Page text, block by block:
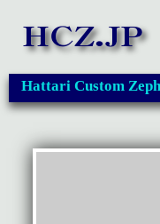
Hattari Custom